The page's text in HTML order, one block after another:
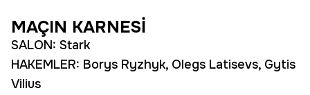
MAÇIN KARNESİ
SALON: Stark
HAKEMLER: Borys Ryzhyk, Olegs Latisevs, Gytis
Vilius